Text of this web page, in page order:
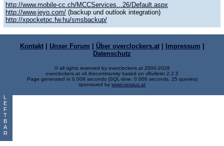
http://www.mobile-cc.ch/MCCServices...26/Default.aspx
http://www.jeyo.com/ (backup und outlook integration)
http://xpocketpc.fw.hu/smsbackup/
L
E
F
T
B
A
R
Kontakt| Unser Forum Über overclockers.at| Impressum
Datenschutz
© all rights reserved by overclockers.at 2000-2026
overclockers.at v4.thecommunity based on vBulletin 2.2.5
Page generated in 0.009 seconds (SQL-time: 0.006 seconds, 25 queries)
sponsored by www.nessus.at